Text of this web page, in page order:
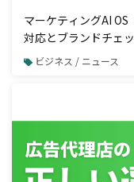
マーケティングAI
対応とブランドチェ
化と広告配信前の自
ビジネス / ニュース